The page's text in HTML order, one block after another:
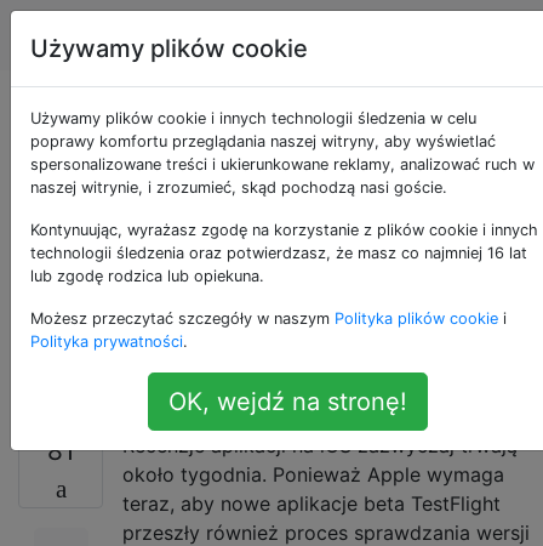
Apple Tagi
Jak długo zwykle
trwa proces
sprawdzania nowej
wersji Testflight
Beta?
81
Recenzje aplikacji na iOS zazwyczaj trwają
około tygodnia. Ponieważ Apple wymaga
teraz, aby nowe aplikacje beta TestFlight
przeszły również proces sprawdzania wersji
Używamy plików cookie
Używamy plików cookie i innych technologii śledzenia w celu
poprawy komfortu przeglądania naszej witryny, aby wyświetlać
spersonalizowane treści i ukierunkowane reklamy, analizować ruch w
naszej witrynie, i zrozumieć, skąd pochodzą nasi goście.
Kontynuując, wyrażasz zgodę na korzystanie z plików cookie i innych
technologii śledzenia oraz potwierdzasz, że masz co najmniej 16 lat
lub zgodę rodzica lub opiekuna.
Możesz przeczytać szczegóły w naszym Polityka plików cookie i
Polityka prywatności.
OK, wejdź na stronę!